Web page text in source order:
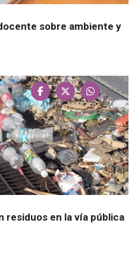
sobre ambiente y
residuos en la vía pública